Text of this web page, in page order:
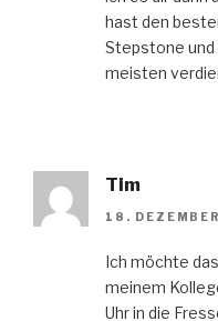
hast den
Stepstone und
meisten
Tim
18.
Ich möchte
meinem
Uhr in die